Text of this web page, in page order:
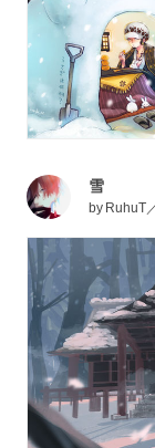
雪
by RuhuT